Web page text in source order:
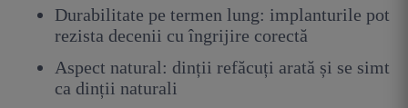
Durabilitate pe termen lung: implanturile pot
rezista decenii cu îngrijire corectă
Aspect natural: dinții refăcuți arată și se simt
ca dinții naturali